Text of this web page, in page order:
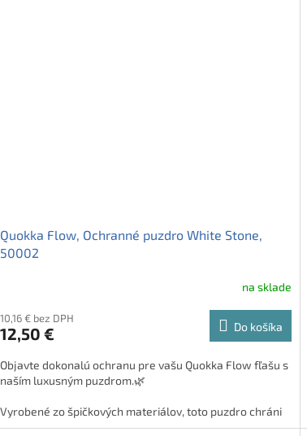
Quokka Flow, Ochranné puzdro White Stone,
50002
na sklade
10,16 € bez DPH
12,50 € Do košíka
Objavte dokonalú ochranu pre vašu Quokka Flow fľašu s
naším luxusným puzdrom.🌿
Vyrobené zo špičkových materiálov, toto puzdro chráni
vašu fľašu štýlovo a spoľahlivo. Jednoduché zapínanie na